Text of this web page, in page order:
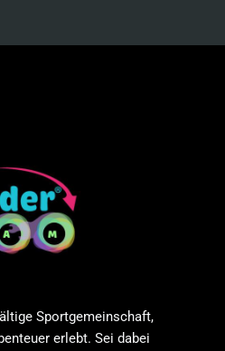
Sportgemeinschaft,
erlebt. Sei dabei